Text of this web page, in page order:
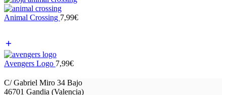
Animal Crossing 7,99€
Avengers Logo 7,99€
C/ Gabriel Miro 34 Bajo
46701 Gandia (Valencia)